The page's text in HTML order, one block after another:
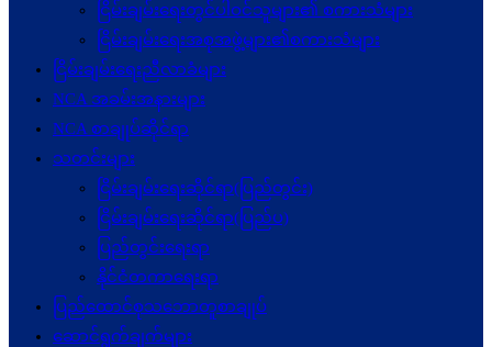
ငြိမ်းချမ်းရေးတွင်ပါဝင်သူများ၏ စကားသံများ
ငြိမ်းချမ်းရေးအစုအဖွဲ့များ၏စကားသံများ
ငြိမ်းချမ်းရေးညီလာခံများ
NCA အခမ်းအနားများ
NCA စာချုပ်ဆိုင်ရာ
သတင်းများ
ငြိမ်းချမ်းရေးဆိုင်ရာ(ပြည်တွင်း)
ငြိမ်းချမ်းရေးဆိုင်ရာ(ပြည်ပ)
ပြည်တွင်းရေးရာ
နိုင်ငံတကာရေးရာ
ပြည်ထောင်စုသဘောတူစာချုပ်
ဆောင်ရွက်ချက်များ